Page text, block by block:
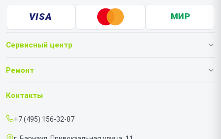
VISA МИР
Сервисный центр
О нашем сервисе
Срочный ремонт
Ремонт
Проекторов
Контакты
+7 (495) 156-32-87